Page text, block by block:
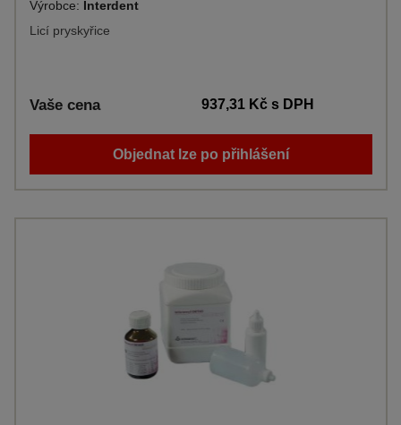
Výrobce: Interdent
Licí pryskyřice
Vaše cena 937,31 Kčs DPH
Objednat lze po přihlášení